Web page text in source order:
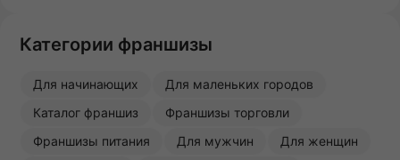
Категории франшизы
Для начинающих
Для маленьких городов
Каталог франшиз
Франшизы торговли
Франшизы питания
Для мужчин
Для женщин